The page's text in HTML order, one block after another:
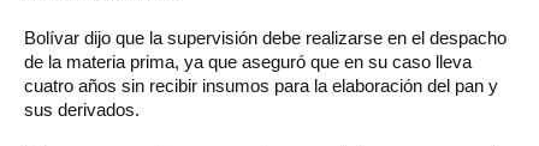
Bolívar dijo que la supervisión debe realizarse en el despacho
de la materia prima, ya que aseguró que en su caso lleva
cuatro años sin recibir insumos para la elaboración del pan y
sus derivados.